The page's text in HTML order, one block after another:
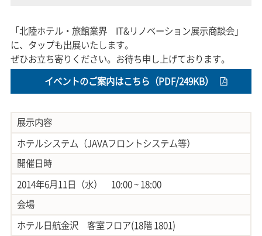
「北陸ホテル・旅館業界 IT&リノベーション展示商談会」
に、タップも出展いたします。
ぜひお立ち寄りください。お待ち申し上げております。
イベントのご案内はこちら（PDF/249KB）
展示内容
ホテルシステム（JAVAフロントシステム等）
開催日時
2014年6月11日（水） 10:00 ~ 18:00
会場
ホテル日航金沢 客室フロア(18階 1801)